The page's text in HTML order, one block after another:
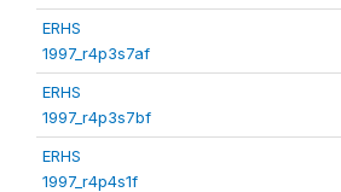
ERHS
1997_r4p3s7af
ERHS
1997_r4p3s7bf
ERHS
1997_r4p4s1f